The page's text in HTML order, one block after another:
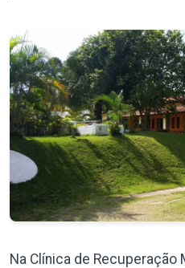
Na Clínica de Recuperação